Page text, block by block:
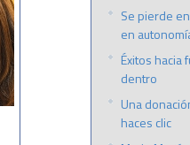
Se pierde
en
Éxitos hacia
dentro
Una
haces clic